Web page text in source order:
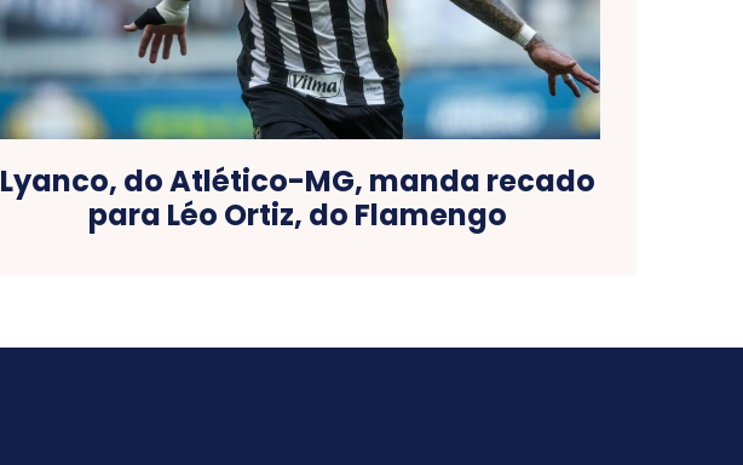
Lyanco, do Atlético-MG, manda recado
para Léo Ortiz, do Flamengo